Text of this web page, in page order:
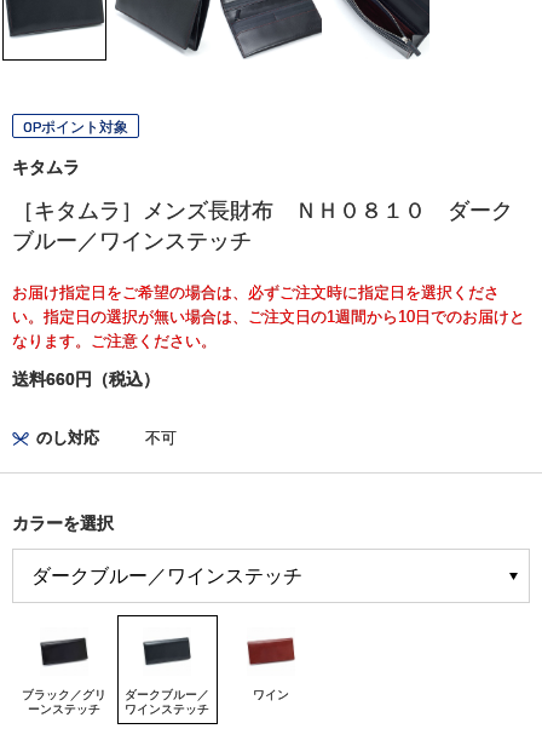
OPポイント対象
キタムラ
［キタムラ］メンズ長財布 ＮＨ０８１０ ダーク
ブルー／ワインステッチ
お届け指定日をご希望の場合は、必ずご注文時に指定日を選択くださ
い。指定日の選択が無い場合は、ご注文日の1週間から10日でのお届けと
なります。ご注意ください。
送料660円（税込）
のし対応 不可
カラーを選択
ブラック／グリ
ーンステッチ
ダークブルー／
ワインステッチ
ワイン